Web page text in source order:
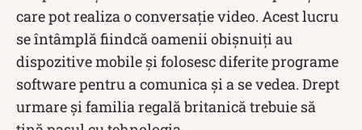
care pot realiza o conversație video. Acest lucru
se întâmplă fiindcă oamenii obișnuiți au
dispozitive mobile și folosesc diferite programe
software pentru a comunica și a se vedea. Drept
urmare și familia regală britanică trebuie să